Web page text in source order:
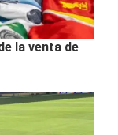
la venta de